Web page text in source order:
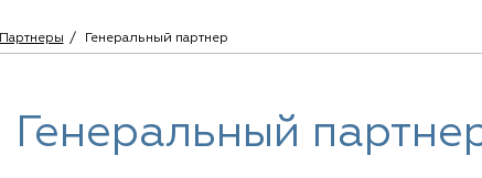
Партнеры Генеральный партнер
Генеральный